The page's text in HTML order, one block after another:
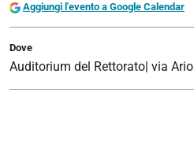
Aggiungi l'evento a Google Calendar
Dove
Auditorium del Rettorato| via